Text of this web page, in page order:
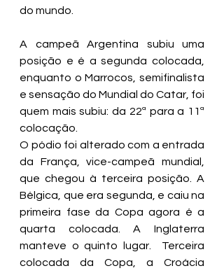
do mundo.
A campeã Argentina subiu uma
posição e é a segunda colocada,
enquanto o Marrocos, semifinalista
e sensação do Mundial do Catar, foi
quem mais subiu: da 22ª para a 11ª
colocação.
O pódio foi alterado com a entrada
da França, vice-campeã mundial,
que chegou à terceira posição. A
Bélgica, que era segunda, e caiu na
primeira fase da Copa agora é a
quarta colocada. A Inglaterra
manteve o quinto lugar.  Terceira
colocada da Copa, a Croácia